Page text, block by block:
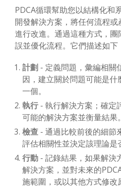
PDCA循環幫助您以結構化和
開發解決方案，將任何流程
進行改進。通過這種方式，
誤並優化流程。它們描述如下
計劃 - 定義問題，彙編相關
因，建立關於問題可能是
一個。
執行 - 執行解決方案；確定
可能的解決方案並衡量結果。
檢查 - 通過比較前後的細節
評估相關性並決定該理論是
行動 - 記錄結果，如果解決
解決方案，並對未來的
施範圍，或以其他方式修改